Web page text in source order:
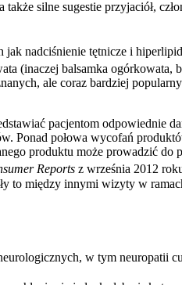
silne sugestie przyjaciół,
nadciśnienie tętnicze i
(inaczej balsamka ogórkowata,
ale coraz bardziej
pacjentom odpowiednie
Ponad połowa wycofań
produktu może prowadzić
Reports z września 2012
to między innymi wizyty w
w tym neuropatii